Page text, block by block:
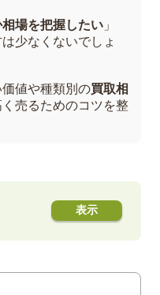
場を把握したい 」
少なくないでしょ
値や種類別の買取相
売るためのコツを整